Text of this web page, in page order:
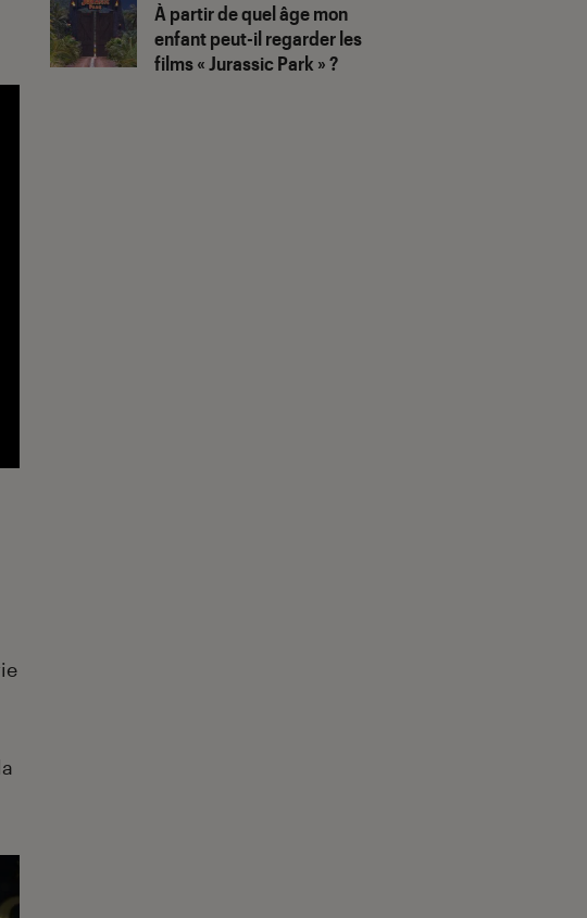
À partir de quel âge mon
enfant peut-il regarder les
films « Jurassic Park » ?